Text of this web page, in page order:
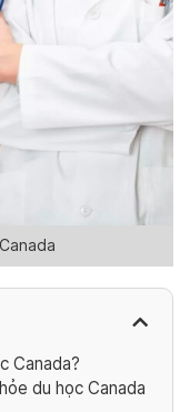
Canada?
du học Canada